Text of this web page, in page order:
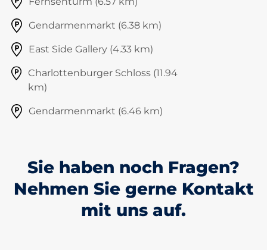
Gendarmenmarkt (6.38 km)
East Side Gallery (4.33 km)
Charlottenburger Schloss (11.94
km)
Gendarmenmarkt (6.46 km)
Sie haben noch Fragen?
Nehmen Sie gerne Kontakt
mit uns auf.